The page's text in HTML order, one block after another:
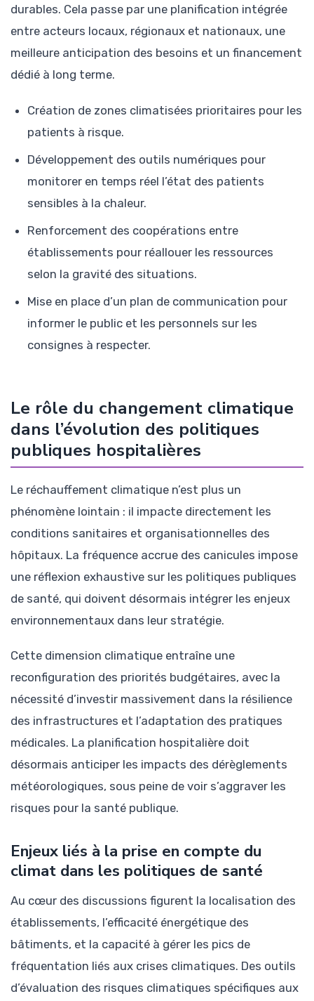
durables. Cela passe par une planification intégrée
entre acteurs locaux, régionaux et nationaux, une
meilleure anticipation des besoins et un financement
dédié à long terme.
Création de zones climatisées prioritaires pour les
patients à risque.
Développement des outils numériques pour
monitorer en temps réel l’état des patients
sensibles à la chaleur.
Renforcement des coopérations entre
établissements pour réallouer les ressources
selon la gravité des situations.
Mise en place d’un plan de communication pour
informer le public et les personnels sur les
consignes à respecter.
Le rôle du changement climatique
dans l’évolution des politiques
publiques hospitalières
Le réchauffement climatique n’est plus un
phénomène lointain : il impacte directement les
conditions sanitaires et organisationnelles des
hôpitaux. La fréquence accrue des canicules impose
une réflexion exhaustive sur les politiques publiques
de santé, qui doivent désormais intégrer les enjeux
environnementaux dans leur stratégie.
Cette dimension climatique entraîne une
reconfiguration des priorités budgétaires, avec la
nécessité d’investir massivement dans la résilience
des infrastructures et l’adaptation des pratiques
médicales. La planification hospitalière doit
désormais anticiper les impacts des dérèglements
météorologiques, sous peine de voir s’aggraver les
risques pour la santé publique.
Enjeux liés à la prise en compte du
climat dans les politiques de santé
Au cœur des discussions figurent la localisation des
établissements, l’efficacité énergétique des
bâtiments, et la capacité à gérer les pics de
fréquentation liés aux crises climatiques. Des outils
d’évaluation des risques climatiques spécifiques aux